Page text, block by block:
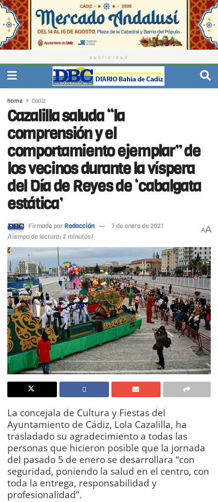
publicidad
home Cádiz
Cazalilla saluda “la
comprensión y el
comportamiento ejemplar” de
los vecinos durante la víspera
del Día de Reyes de ‘cabalgata
estática’
Firmado por Redacción
7 de enero de 2021
/tiempo de lectura: 2 minutos/
AA
La concejala de Cultura y Fiestas del
Ayuntamiento de Cádiz, Lola Cazalilla, ha
trasladado su agradecimiento a todas las
personas que hicieron posible que la jornada
del pasado 5 de enero se desarrollara “con
seguridad, poniendo la salud en el centro, con
toda la entrega, responsabilidad y
profesionalidad”.